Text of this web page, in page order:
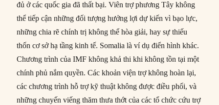
đủ ở các quốc gia đã thất bại. Viên trợ phương Tây không
thể tiếp cận những đối tượng hưởng lợi dự kiến vì bạo lực,
những chia rẽ chính trị không thể hòa giải, hay sự thiếu
thốn cơ sở hạ tầng kinh tế. Somalia là ví dụ điển hình khác.
Chương trình của IMF không khả thi khi không tồn tại một
chính phủ nắm quyền. Các khoản viện trợ không hoàn lại,
các chương trình hỗ trợ kỹ thuật không được điều phối, và
những chuyến viếng thăm thưa thớt của các tổ chức cứu trợ